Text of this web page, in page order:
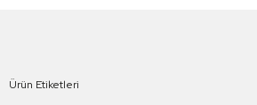
Ürün Etiketleri